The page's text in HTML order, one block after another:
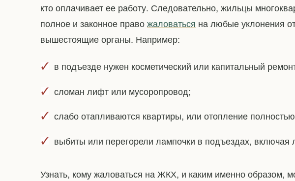
кто оплачивает ее работу. Следовательно, жильцы
полное и законное правожаловаться на любые уклонения
вышестоящие органы. Например:
в подъезде нужен косметический или капитальный
сломан лифт или мусоропровод;
слабо отапливаются квартиры, или отопление полностью
выбиты или перегорели лампочки в подъездах, включая
Узнать, кому жаловаться на ЖКХ, и каким именно образом,